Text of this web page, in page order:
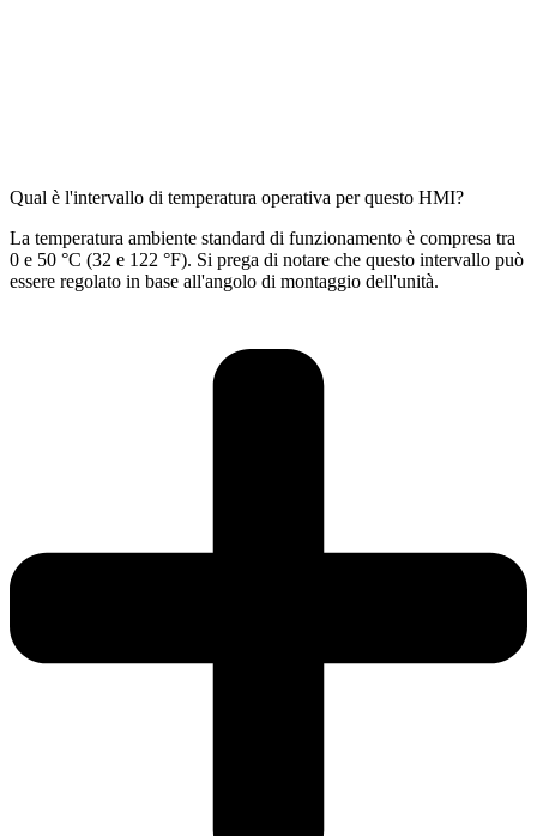
Qual è l'intervallo di temperatura operativa per questo HMI?
La temperatura ambiente standard di funzionamento è compresa tra
0 e 50 °C (32 e 122 °F). Si prega di notare che questo intervallo può
essere regolato in base all'angolo di montaggio dell'unità.